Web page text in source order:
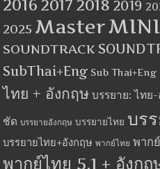
2016 2017 2018 2019
2025 Master
SOUNDTRACK
SubThai+Eng Sub Thai+Eng
ไทย + อังกฤษ บรรยาย: ไทย
ชัด บรรยายอังกฤษ บรรยายไทย บร
บรรยายไทย+อังกฤษ พากย์ไทย พาก
พากย์ไทย 5.1 + อังกฤ